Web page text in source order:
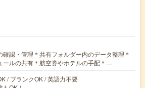
確認・管理＊共有フォルダー内のデータ整理＊
ールの共有＊航空券やホテルの手配＊…
/ ブランクOK / 英語力不要